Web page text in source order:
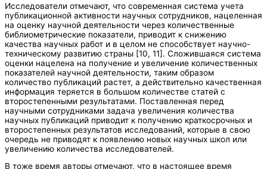
Исследователи отмечают, что современная система учета
публикационной активности научных сотрудников, нацеленная
на оценку научной деятельности через количественные
библиометрические показатели, приводит к снижению
качества научных работ и в целом не способствует научно-
техническому развитию страны [10, 11]. Сложившаяся система
оценки нацелена на получение и увеличение количественных
показателей научной деятельности, таким образом
количество публикаций растет, а действительно качественная
информация теряется в большом количестве статей с
второстепенными результатами. Поставленная перед
научными сотрудниками задача увеличения количества
научных публикаций приводит к получению краткосрочных и
второстепенных результатов исследований, которые в свою
очередь не приводят к появлению новых научных школ или
увеличению количества исследователей.
В тоже время авторы отмечают, что в настоящее время